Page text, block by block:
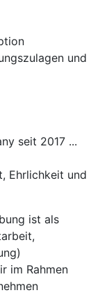
und
seit 2017 ...
Ehrlichkeit und
ist als
im Rahmen